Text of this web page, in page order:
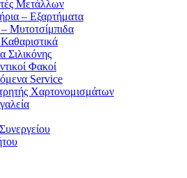
Μετάλλων
– Εξαρτήματα
Μυτοτσίμπιδα
Σιλικόνης
Φακοί
Service
Χαρτονομισμάτων